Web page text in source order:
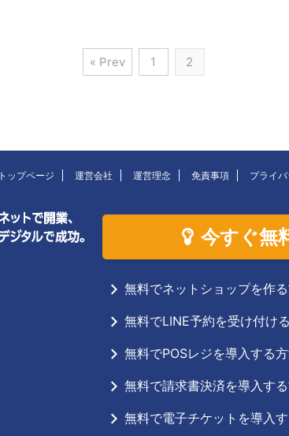
« Prev 1 2
トップページ 運営会社 運営理念 免責事項 プライ
今すぐ無
無料でネットショップを作
無料でLINE予約を受け付け
無料でPOSレジを導入する
無料で請求書決済を導入す
無料で電子チケットを導入